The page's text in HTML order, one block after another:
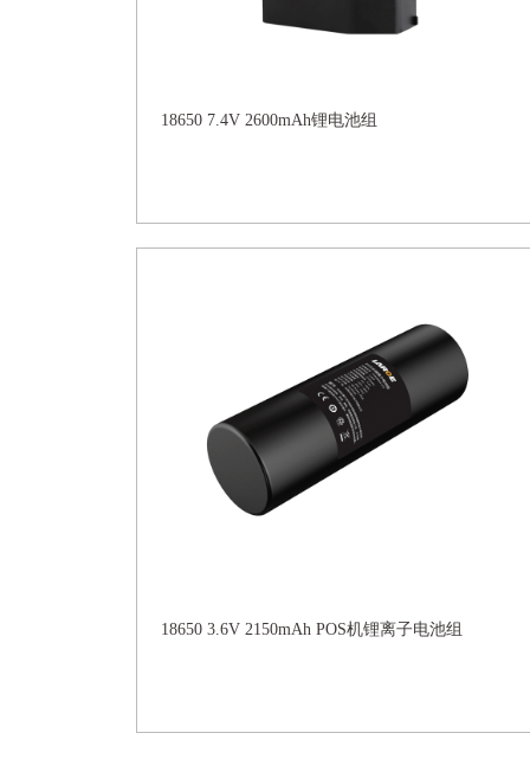
18650 7.4V 2600mAh锂电池组
18650 3.6V 2150mAh POS机锂离子电池组